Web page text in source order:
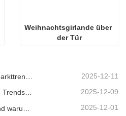
Weihnachtsgirlande über
der Tür
2025-12-11
Weihnachtsbaummarkt 2025: Trends, Technologien und Beschaffungsleitfaden für B2B-Einkäufer 2025-12-09
2025-12-01